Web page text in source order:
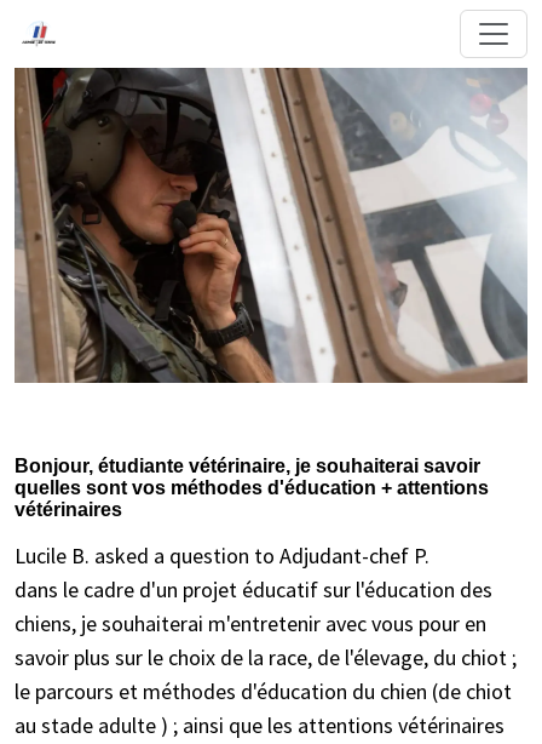
Bonjour, étudiante vétérinaire, je souhaiterai savoir
quelles sont vos méthodes d'éducation + attentions
vétérinaires
Lucile B. asked a question to Adjudant-chef P.
dans le cadre d'un projet éducatif sur l'éducation des
chiens, je souhaiterai m'entretenir avec vous pour en
savoir plus sur le choix de la race, de l'élevage, du chiot ;
le parcours et méthodes d'éducation du chien (de chiot
au stade adulte ) ; ainsi que les attentions vétérinaires